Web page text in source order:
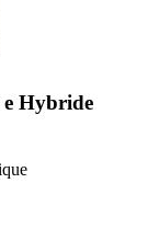
Hybride